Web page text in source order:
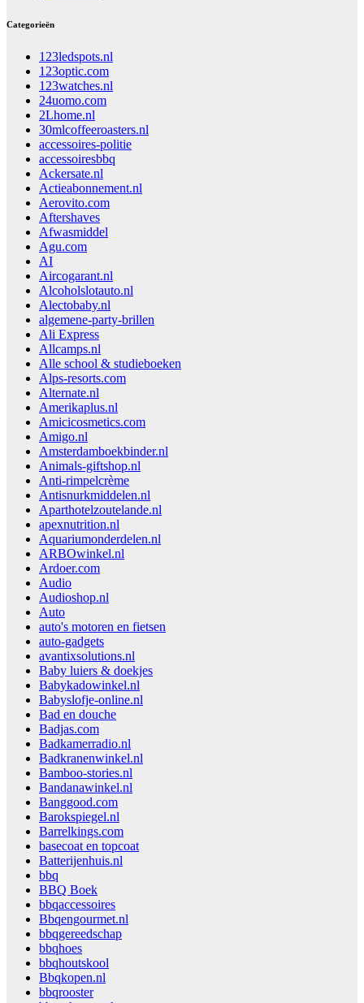
Categorieën
123ledspots.nl
123optic.com
123watches.nl
24uomo.com
2Lhome.nl
30mlcoffeeroasters.nl
accessoires-politie
accessoiresbbq
Ackersate.nl
Actieabonnement.nl
Aerovito.com
Aftershaves
Afwasmiddel
Agu.com
AI
Aircogarant.nl
Alcoholslotauto.nl
Alectobaby.nl
algemene-party-brillen
Ali Express
Allcamps.nl
Alle school & studieboeken
Alps-resorts.com
Alternate.nl
Amerikaplus.nl
Amicicosmetics.com
Amigo.nl
Amsterdamboekbinder.nl
Animals-giftshop.nl
Anti-rimpelcrème
Antisnurkmiddelen.nl
Aparthotelzoutelande.nl
apexnutrition.nl
Aquariumonderdelen.nl
ARBOwinkel.nl
Ardoer.com
Audio
Audioshop.nl
Auto
auto's motoren en fietsen
auto-gadgets
avantixsolutions.nl
Baby luiers & doekjes
Babykadowinkel.nl
Babyslofje-online.nl
Bad en douche
Badjas.com
Badkamerradio.nl
Badkranenwinkel.nl
Bamboo-stories.nl
Bandanawinkel.nl
Banggood.com
Barokspiegel.nl
Barrelkings.com
basecoat en topcoat
Batterijenhuis.nl
bbq
BBQ Boek
bbqaccessoires
Bbqengourmet.nl
bbqgereedschap
bbqhoes
bbqhoutskool
Bbqkopen.nl
bbqrooster